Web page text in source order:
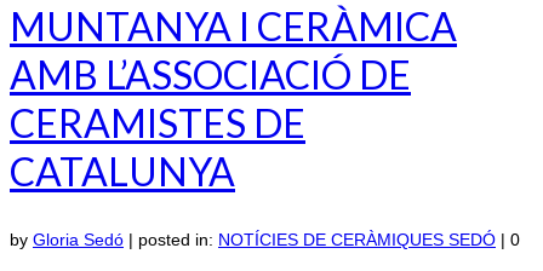
MUNTANYA I CERÀMICA
AMB L’ASSOCIACIÓ DE
CERAMISTES DE
CATALUNYA
by Gloria Sedó | posted in: NOTÍCIES DE CERÀMIQUES SEDÓ | 0